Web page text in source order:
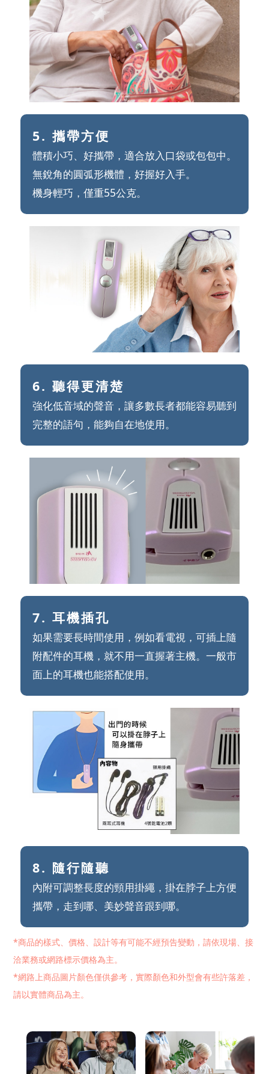
5. 攜帶方便
體積小巧、好攜帶，適合放入口袋或包包中。
無銳角的圓弧形機體，好握好入手。
機身輕巧，僅重55公克。
6. 聽得更清楚
強化低音域的聲音，讓多數長者都能容易聽到
完整的語句，能夠自在地使用。
7. 耳機插孔
如果需要長時間使用，例如看電視，可插上隨
附配件的耳機，就不用一直握著主機。一般市
面上的耳機也能搭配使用。
8. 隨行隨聽
內附可調整長度的頸用掛繩，掛在脖子上方便
攜帶，走到哪、美妙聲音跟到哪。
*商品的樣式、價格、設計等有可能不經預告變動，請依現場、接
洽業務或網路標示價格為主。
*網路上商品圖片顏色僅供參考，實際顏色和外型會有些許落差，
請以實體商品為主。